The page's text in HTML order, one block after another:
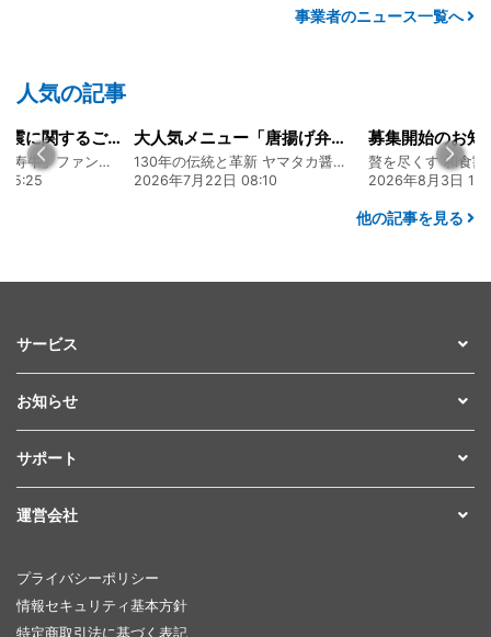
事業者のニュース一覧へ
人気の記事
令和8年熊本地震に関するご報告
熊本 あか牛「延寿牛」ファンド2026
15:25
大人気メニュー「唐揚げ弁当」のレシピをご紹介します！
130年の伝統と革新 ヤマタカ醤油ファンド
2026年7月22日 08:10
募集開始のお知
贅を尽くす 和食
2026年8月3日
他の記事を見る
サービス
お知らせ
サポート
運営会社
プライバシーポリシー
情報セキュリティ基本方針
特定商取引法に基づく表記